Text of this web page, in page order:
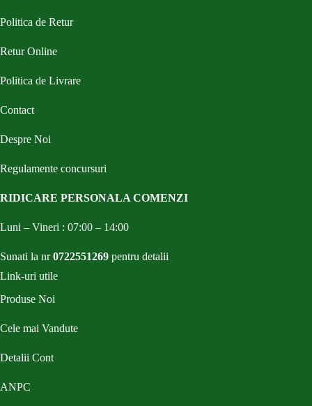
Politica de Retur
Retur Online
Politica de Livrare
Contact
Despre Noi
Regulamente concursuri
RIDICARE PERSONALA COMENZI
Luni – Vineri : 07:00 – 14:00
Sunati la nr0722551269 pentru detalii
Link-uri utile
Produse Noi
Cele mai Vandute
Detalii Cont
ANPC